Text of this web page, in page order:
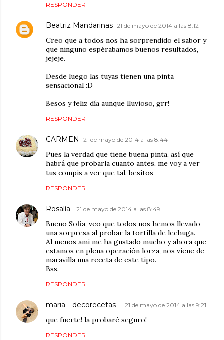
RESPONDER
Beatriz Mandarinas 21 de mayo de 2014 a las 8:12
Creo que a todos nos ha sorprendido el sabor y
que ninguno espérabamos buenos resultados,
jejeje.
Desde luego las tuyas tienen una pinta
sensacional :D
Besos y feliz día aunque lluvioso, grr!
RESPONDER
CARMEN 21 de mayo de 2014 a las 8:44
Pues la verdad que tiene buena pinta, así que
habrá que probarla cuanto antes, me voy a ver
tus compis a ver que tal. besitos
RESPONDER
Rosalía 21 de mayo de 2014 a las 8:49
Bueno Sofia, veo que todos nos hemos llevado
una sorpresa al probar la tortilla de lechuga.
Al menos ami me ha gustado mucho y ahora que
estamos en plena operación lorza, nos viene de
maravilla una receta de este tipo.
Bss.
RESPONDER
maria --decorecetas-- 21 de mayo de 2014 a las 9:21
que fuerte! la probaré seguro!
RESPONDER